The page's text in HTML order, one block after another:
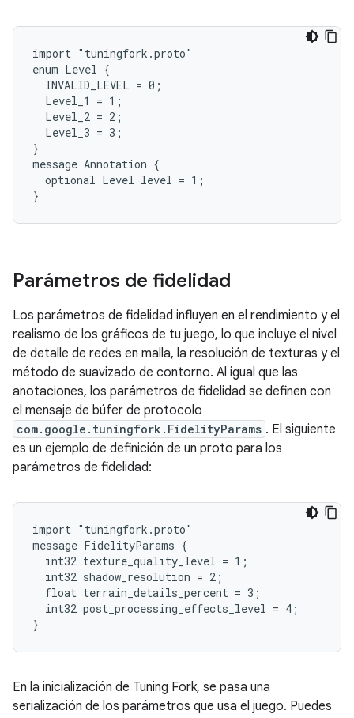
import "tuningfork.proto"
enum Level {
  INVALID_LEVEL = 0;
  Level_1 = 1;
  Level_2 = 2;
  Level_3 = 3;
}
message Annotation {
  optional Level level = 1;
Parámetros de fidelidad
Los parámetros de fidelidad influyen en el rendimiento y el
realismo de los gráficos de tu juego, lo que incluye el nivel
de detalle de redes en malla, la resolución de texturas y el
método de suavizado de contorno. Al igual que las
anotaciones, los parámetros de fidelidad se definen con
el mensaje de búfer de protocolo
com.google.tuningfork.FidelityParams . El siguiente
es un ejemplo de definición de un proto para los
parámetros de fidelidad:
import "tuningfork.proto"
message FidelityParams {
  int32 texture_quality_level = 1;
  int32 shadow_resolution = 2;
  float terrain_details_percent = 3;
  int32 post_processing_effects_level = 4;
En la inicialización de Tuning Fork, se pasa una
serialización de los parámetros que usa el juego. Puedes